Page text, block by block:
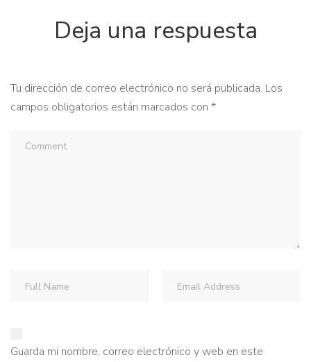
Deja una respuesta
Tu dirección de correo electrónico no será publicada. Los
campos obligatorios están marcados con *
Guarda mi nombre, correo electrónico y web en este